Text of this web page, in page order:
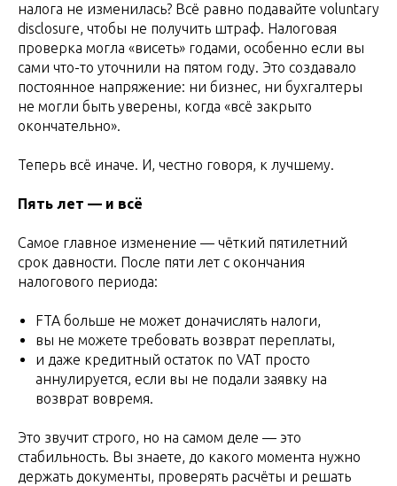
налога не изменилась? Всё равно подавайте voluntary
disclosure, чтобы не получить штраф. Налоговая
проверка могла «висеть» годами, особенно если вы
сами что-то уточнили на пятом году. Это создавало
постоянное напряжение: ни бизнес, ни бухгалтеры
не могли быть уверены, когда «всё закрыто
окончательно».
Теперь всё иначе. И, честно говоря, к лучшему.
Пять лет — и всё
Самое главное изменение — чёткий пятилетний
срок давности. После пяти лет с окончания
налогового периода:
FTA больше не может доначислять налоги,
вы не можете требовать возврат переплаты,
и даже кредитный остаток по VAT просто
аннулируется, если вы не подали заявку на
возврат вовремя.
Это звучит строго, но на самом деле — это
стабильность. Вы знаете, до какого момента нужно
держать документы, проверять расчёты и решать